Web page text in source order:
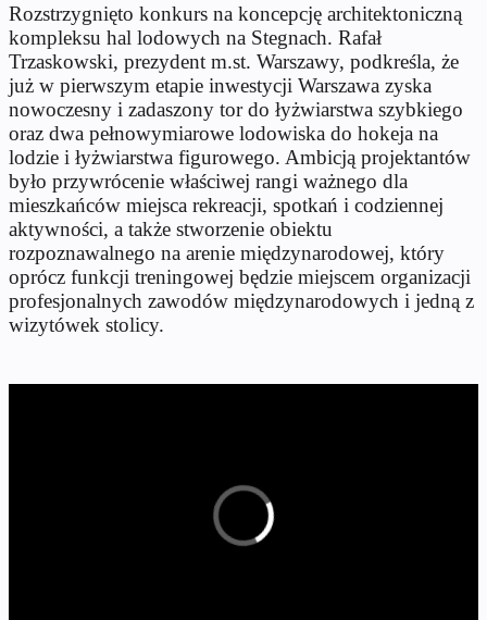
Rozstrzygnięto konkurs na koncepcję architektoniczną
kompleksu hal lodowych na Stegnach. Rafał
Trzaskowski, prezydent m.st. Warszawy, podkreśla, że
już w pierwszym etapie inwestycji Warszawa zyska
nowoczesny i zadaszony tor do łyżwiarstwa szybkiego
oraz dwa pełnowymiarowe lodowiska do hokeja na
lodzie i łyżwiarstwa figurowego. Ambicją projektantów
było przywrócenie właściwej rangi ważnego dla
mieszkańców miejsca rekreacji, spotkań i codziennej
aktywności, a także stworzenie obiektu
rozpoznawalnego na arenie międzynarodowej, który
oprócz funkcji treningowej będzie miejscem organizacji
profesjonalnych zawodów międzynarodowych i jedną z
wizytówek stolicy.